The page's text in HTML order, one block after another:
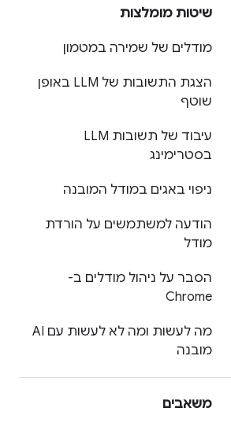
שיטות מומלצות
מודלים של שמירה במטמון
הצגת התשובות של LLM באופן
שוטף
עיבוד של תשובות LLM
בסטרימינג
ניפוי באגים במודל המובנה
הודעה למשתמשים על הורדת
מודל
הסבר על ניהול מודלים ב-
Chrome
מה לעשות ומה לא לעשות עם AI
מובנה
משאבים